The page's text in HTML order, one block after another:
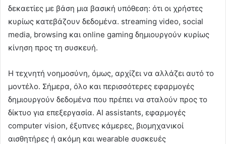
δεκαετίες με βάση μια βασική υπόθεση: ότι οι χρήστες
κυρίως κατεβάζουν δεδομένα. streaming video, social
media, browsing και online gaming δημιουργούν κυρίως
κίνηση προς τη συσκευή.
Η τεχνητή νοημοσύνη, όμως, αρχίζει να αλλάζει αυτό το
μοντέλο. Σήμερα, όλο και περισσότερες εφαρμογές
δημιουργούν δεδομένα που πρέπει να σταλούν προς το
δίκτυο για επεξεργασία. AI assistants, εφαρμογές
computer vision, έξυπνες κάμερες, βιομηχανικοί
αισθητήρες ή ακόμη και wearable συσκευές